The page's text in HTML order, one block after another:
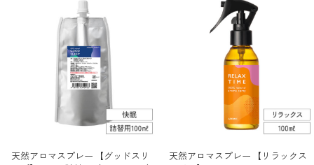
天然アロマスプレー 【グッドスリ
天然アロマスプレー 【リラックス